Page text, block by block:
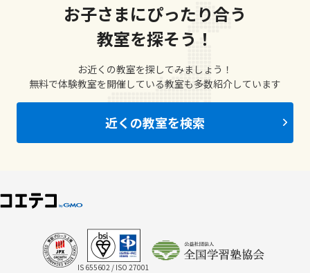
お子さまにぴったり合う
教室を探そう！
お近くの教室を探してみましょう！
無料で体験教室を開催している教室も多数紹介しています
近くの教室を検索
IS 655602 / ISO 27001